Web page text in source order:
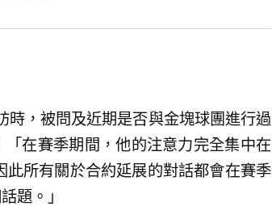
時，被問及近期是否與金塊球團進行過
在賽季期間，他的注意力完全集中在
所有關於合約延展的對話都會在賽季
題。」